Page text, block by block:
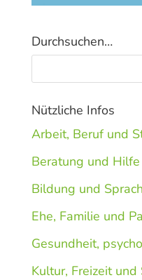
Durchsuchen…
Nützliche Infos
Arbeit, Beruf und
Beratung und Hilfe
Bildung und
Ehe, Familie und
Gesundheit,
Kultur, Freizeit und